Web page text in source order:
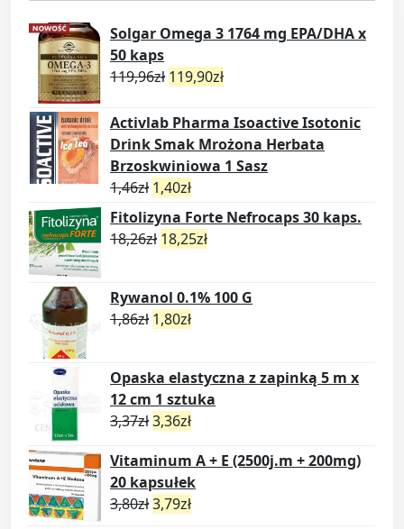
Solgar Omega 3 1764 mg EPA/DHA x
50 kaps
119,96zł 119,90zł
Activlab Pharma Isoactive Isotonic
Drink Smak Mrożona Herbata
Brzoskwiniowa 1 Sasz
1,46zł 1,40zł
Fitolizyna Forte Nefrocaps 30 kaps.
18,26zł 18,25zł
Rywanol 0.1% 100 G
1,86zł 1,80zł
Opaska elastyczna z zapinką 5 m x
12 cm 1 sztuka
3,37zł3,36zł
Vitaminum A + E (2500j.m + 200mg)
20 kapsułek
3,80zł3,79zł